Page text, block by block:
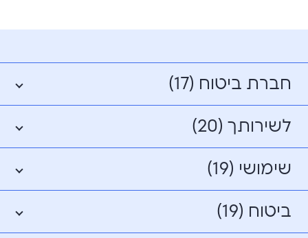
חברת ביטוח (17)
לשירותך (20)
שימושי (19)
ביטוח (19)